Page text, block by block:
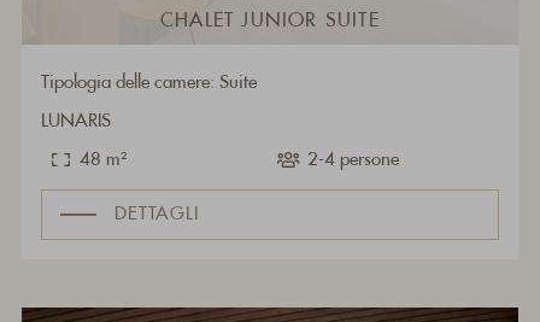
CHALET JUNIOR SUITE
Tipologia delle camere: Suite
LUNARIS
48 m² 2-4 persone
DETTAGLI